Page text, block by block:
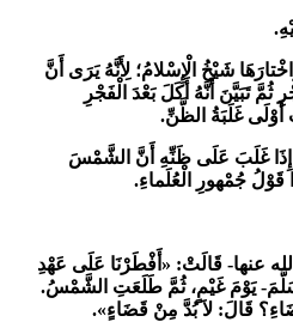
شَيْخُ الْإِسْلامُ؛ لِأَنَّهُ يَرَى أَنَّ
تَبَيَّنَ أَنَّهُ أَكَلَ بَعْدَ الْفَجْرِ
غَلَبَةُ الظَّنِّ.
إِذَاغَلَبَ عَلَى ظَنِّهِ أَنَّ الشَّمْسَ
قَوْلُ جُمْهورِ الْعُلَماءِ.
عنها- قَالَتْ: «أَفْطَرْنَا عَلَى عَهْدِ
يَوْمَ غَيْمٍ، ثُمَّ طَلَعَتِ الشَّمْسُ.
قَالَ: لاَ بُدَّ مِنْ قَضَاءٍ».